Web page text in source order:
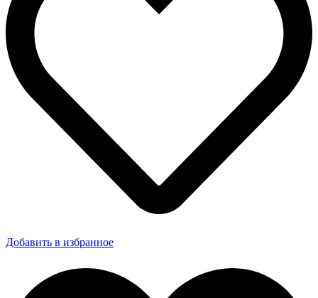
Добавить в избранное